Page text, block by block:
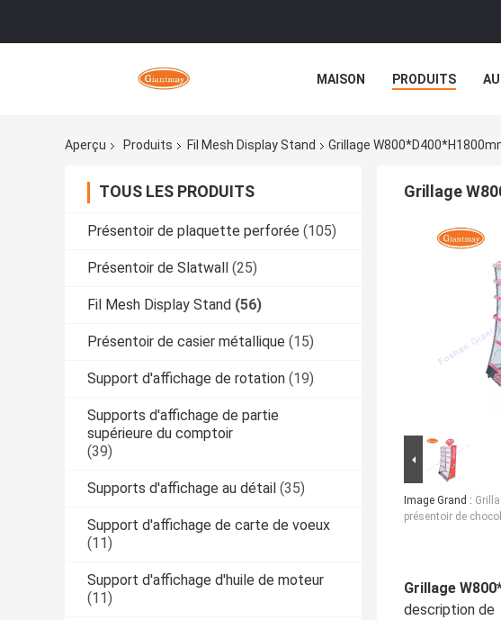
MAISON PRODUITS
Aperçu Produits Fil Mesh Display Stand Grillage
TOUS LES PRODUITS
Présentoir de plaquette perforée (105)
Présentoir de Slatwall (25)
Fil Mesh Display Stand (56)
Présentoir de casier métallique (15)
Support d'affichage de rotation (19)
Supports d'affichage de partie
supérieure du comptoir
(39)
Supports d'affichage au détail (35)
Support d'affichage de carte de voeux
(11)
Support d'affichage d'huile de moteur
(11)
Grillage
Image Grand :
présentoir de
Grillage
description de